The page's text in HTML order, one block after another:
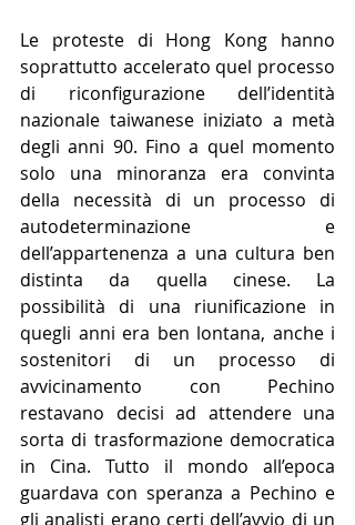
Le proteste di Hong Kong hanno
soprattutto accelerato quel processo
di riconfigurazione dell’identità
nazionale taiwanese iniziato a metà
degli anni 90. Fino a quel momento
solo una minoranza era convinta
della necessità di un processo di
autodeterminazione e
dell’appartenenza a una cultura ben
distinta da quella cinese. La
possibilità di una riunificazione in
quegli anni era ben lontana, anche i
sostenitori di un processo di
avvicinamento con Pechino
restavano decisi ad attendere una
sorta di trasformazione democratica
in Cina. Tutto il mondo all’epoca
guardava con speranza a Pechino e
gli analisti erano certi dell’avvio di un